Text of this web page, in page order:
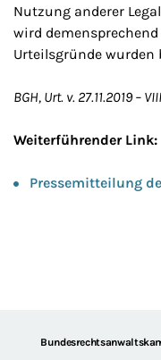
Nutzung anderer
wird
Urteilsgründe
BGH, Urt. v. 27.11.2019 –
Weiterführender Link:
Pressemitteilung
Footer